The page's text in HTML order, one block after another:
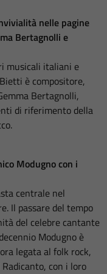
nelle pagine
Bertagnolli e
musicali italiani e
è compositore,
Bertagnolli,
di riferimento della
Modugno con i
centrale nel
Il passare del tempo
del celebre cantante
Modugno è
legata al folk rock,
con i loro